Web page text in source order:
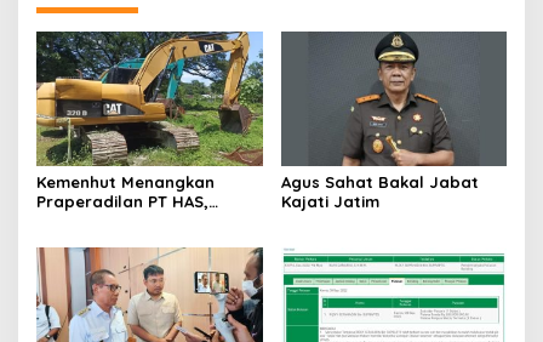
Kemenhut Menangkan
Praperadilan PT HAS,
Bojonegoro Ditegaskan
Melawan Hukum
Agus Sahat Bakal Jabat
Kajati Jatim